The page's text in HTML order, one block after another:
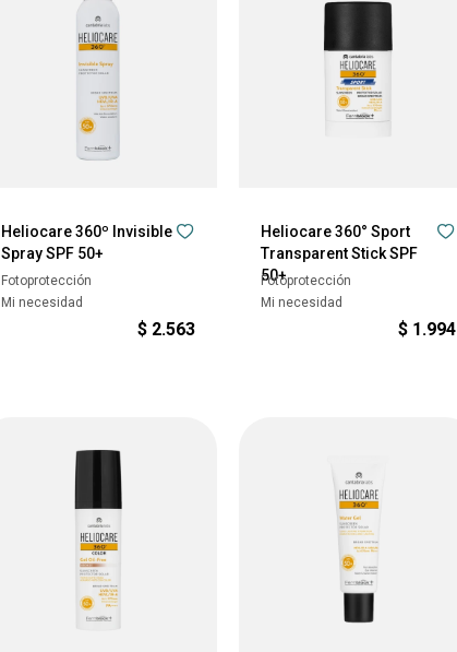
Heliocare 360º Invisible
Spray SPF 50+
Fotoprotección
Mi necesidad
$ 2.563
Heliocare 360° Sport
Transparent Stick SPF
50+
Fotoprotección
Mi necesidad
$ 1.994